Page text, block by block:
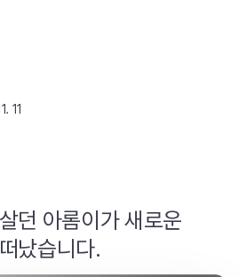
11
던 아롬이가 새로운
났습니다.